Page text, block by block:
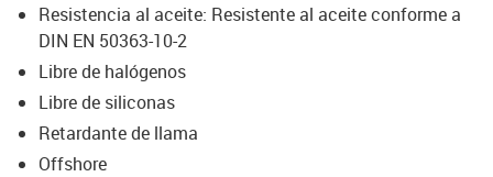
Resistencia al aceite: Resistente al aceite conforme a
DIN EN 50363-10-2
Libre de halógenos
Libre de siliconas
Retardante de llama
Offshore